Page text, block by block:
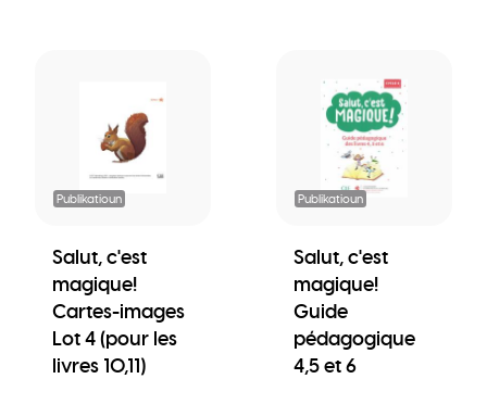
Publikatioun
Salut, c'est
magique!
Cartes-images
Lot 4 (pour les
livres 10,11)
Publikatioun
Salut, c'est
magique!
Guide
pédagogique
4,5 et 6